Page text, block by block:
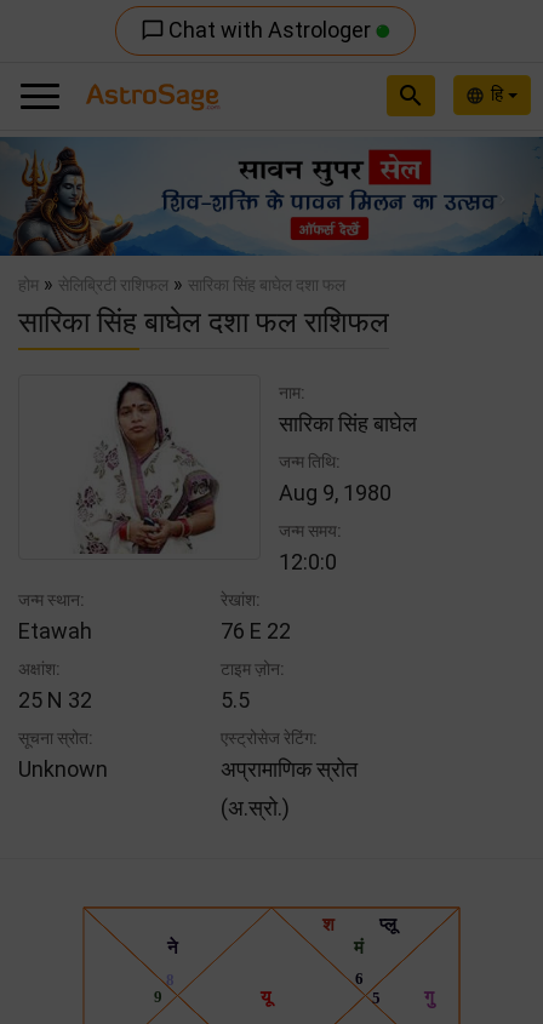
chat_bubble_outline Chat with Astrologer
language हि
search
Previous
होम » सेलिब्रिटी राशिफल » सारिका सिंह बाघेल दशा फल
सारिका सिंह बाघेल दशा फल राशिफल
नाम:
सारिका सिंह बाघेल
जन्म तिथि:
Aug 9, 1980
जन्म समय:
12:0:0
जन्म स्थान:
Etawah
रेखांश:
76 E 22
अक्षांश:
25 N 32
टाइम ज़ोन:
5.5
सूचना स्रोत:
Unknown
एस्ट्रोसेज रेटिंग:
अप्रामाणिक स्रोत
(अ.स्रो.)